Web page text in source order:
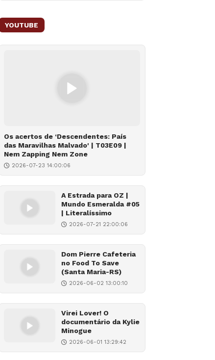
YOUTUBE
Os acertos de ‘Descendentes: País
das Maravilhas Malvado' | T03E09 |
Nem Zapping Nem Zone
2026-07-23 14:00:06
A Estrada para OZ |
Mundo Esmeralda #05
| Literalíssimo
2026-07-21 22:00:06
Dom Pierre Cafeteria
no Food To Save
(Santa Maria-RS)
2026-06-02 13:00:10
Virei Lover! O
documentário da Kylie
Minogue
2026-06-01 13:29:42